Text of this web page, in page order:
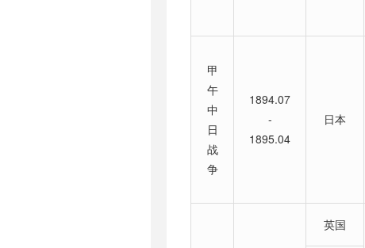
甲
午
中
日
战
争
1894.07
-
1895.04
日本
英国